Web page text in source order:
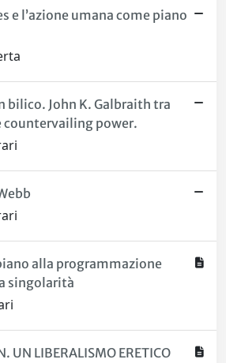
e l’azione umana come piano
bilico. John K. Galbraith tra
power.
alla programmazione
singolarità
UN LIBERALISMO ERETICO